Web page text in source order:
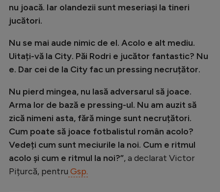
JO 2024
Intră în cont
Creează cont
nu joacă. Iar olandezii sunt meseriași la tineri
jucători.
Nu se mai aude nimic de el. Acolo e alt mediu.
Uitați-vă la City. Păi Rodri e jucător fantastic? Nu
e. Dar cei de la City fac un pressing necruțător.
Nu pierd mingea, nu lasă adversarul să joace.
Arma lor de bază e pressing-ul. Nu am auzit să
zică nimeni asta, fără minge sunt necruțători.
Cum poate să joace fotbalistul român acolo?
Vedeți cum sunt meciurile la noi. Cum e ritmul
acolo și cum e ritmul la noi?”, a declarat Victor
Pițurcă, pentru Gsp.